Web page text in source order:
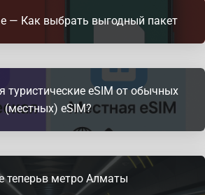
— Как выбрать выгодный пакет
туристические eSIM от обычных
(местных) eSIM?
теперьв метро Алматы